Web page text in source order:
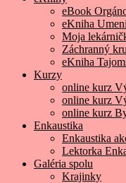
eBook
eKniha
Moja
Záchranný
eKniha
Kurzy
online kurz
online kurz
online kurz
Enkaustika
Enkaustika
Lektorka
Galéria spolu
Krajinky